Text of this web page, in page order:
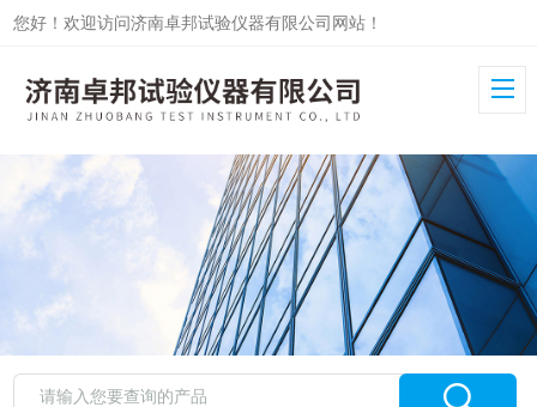
您好！欢迎访问济南卓邦试验仪器有限公司网站！